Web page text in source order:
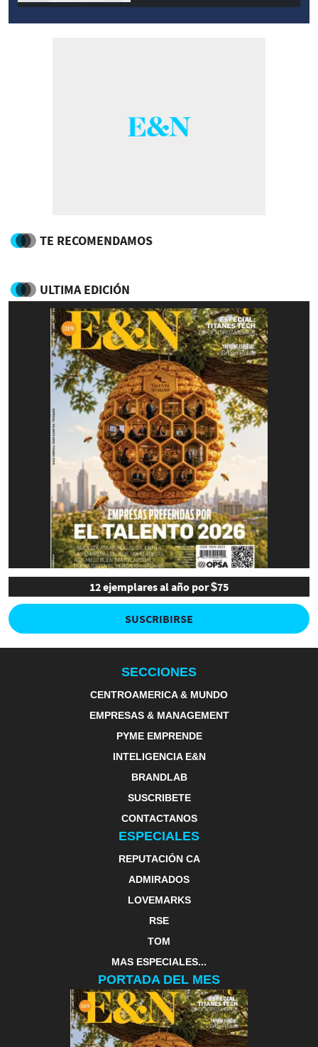
TE RECOMENDAMOS
ULTIMA EDICIÓN
12 ejemplares al año por $75
SUSCRIBIRSE
SECCIONES
CENTROAMERICA & MUNDO
EMPRESAS & MANAGEMENT
PYME EMPRENDE
INTELIGENCIA E&N
BRANDLAB
SUSCRIBETE
CONTACTANOS
ESPECIALES
REPUTACIÓN CA
ADMIRADOS
LOVEMARKS
RSE
TOM
MAS ESPECIALES...
PORTADA DEL MES